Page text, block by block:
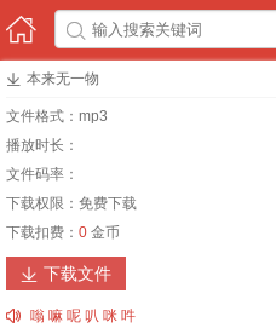
 
 本来无一物
文件格式： mp3
播放时长：
文件码率：
下载权限： 免费下载
下载扣费： 0 金币
 下载文件
 嗡 嘛 呢 叭 咪 吽